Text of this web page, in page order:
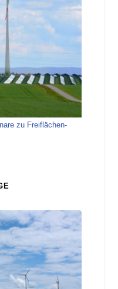
zu Freiflächen-